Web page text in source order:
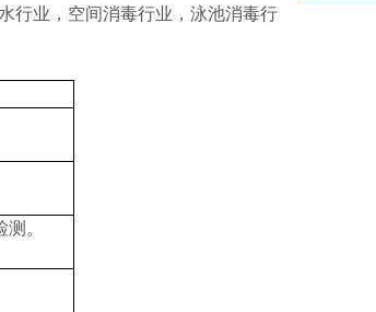
行业，空间消毒行业，泳池消毒行
。